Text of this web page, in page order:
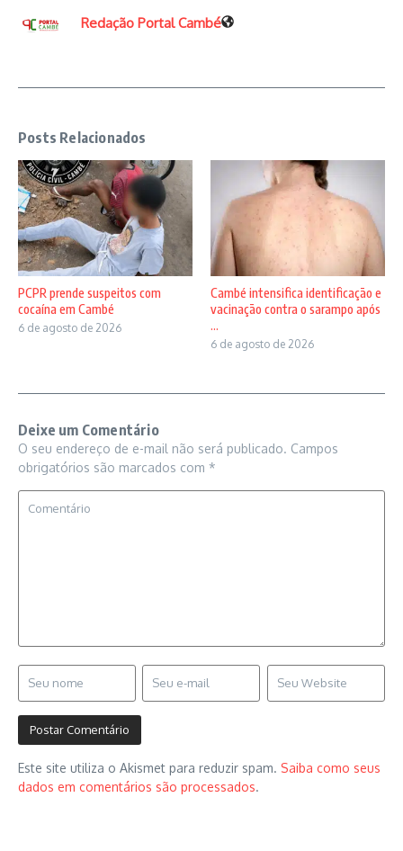
Redação Portal Cambé
Posts Relacionados
PCPR prende suspeitos com
cocaína em Cambé
6 de agosto de 2026
Cambé intensifica identificação e
vacinação contra o sarampo após
...
6 de agosto de 2026
Deixe um Comentário
O seu endereço de e-mail não será publicado. Campos
obrigatórios são marcados com *
Este site utiliza o Akismet para reduzir spam. Saiba como seus
dados em comentários são processados.